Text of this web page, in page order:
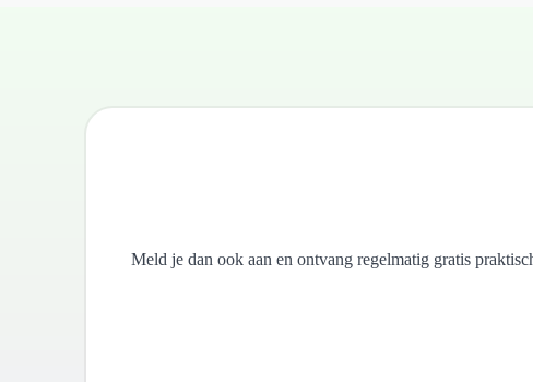
Meld je dan ook aan en ontvang regelmatig gratis